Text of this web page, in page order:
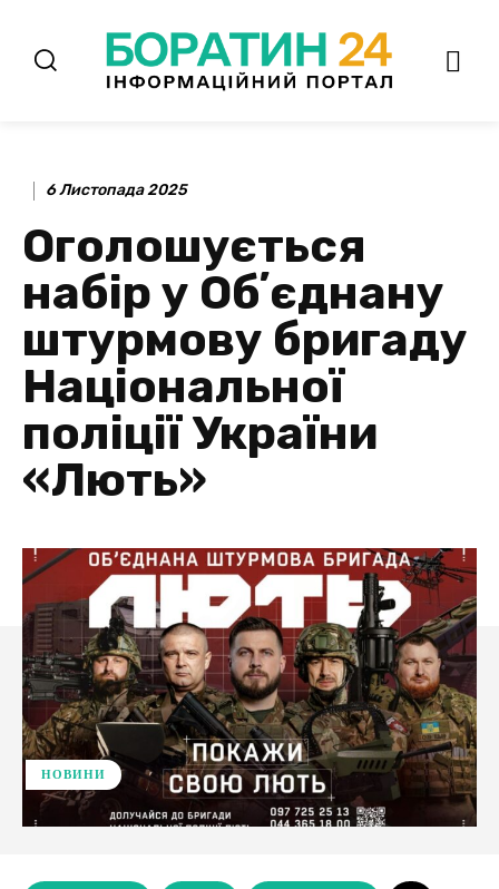
6 Листопада 2025
Оголошується
набір у Обʼєднану
штурмову бригаду
Національної
поліції України
«Лють»
НОВИНИ